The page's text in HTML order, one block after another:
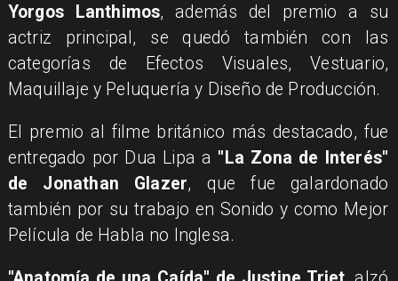
Yorgos Lanthimos, además del premio a su
actriz principal, se quedó también con las
categorías de Efectos Visuales, Vestuario,
Maquillaje y Peluquería y Diseño de Producción.
El premio al filme británico más destacado, fue
entregado por Dua Lipa a "La Zona de Interés"
de Jonathan Glazer, que fue galardonado
también por su trabajo en Sonido y como Mejor
Película de Habla no Inglesa.